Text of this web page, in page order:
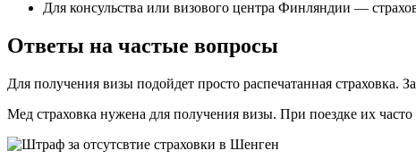
Для консульства или визового центра Финляндии —
Ответы на частые вопросы
Для получения визы подойдет просто распечатанная страховка.
Мед страховка нужена для получения визы. При поездке их